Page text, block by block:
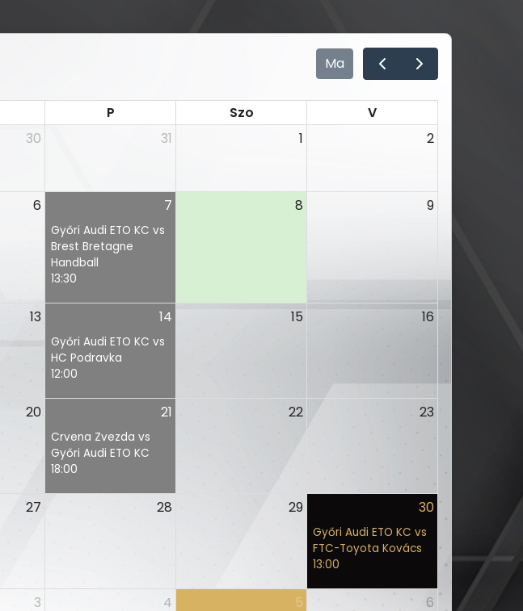
Ma
P Szo
V
30 31 1 2
6 7
Győri Audi ETO KC vs
Brest Bretagne
Handball
13:30
8 9
13 14
Győri Audi ETO KC vs
HC Podravka
12:00
15 16
20 21
Crvena Zvezda vs
Győri Audi ETO KC
18:00
22 23
27 28 29 30
Győri Audi ETO KC vs
FTC-Toyota Kovács
13:00
3 4 5 6